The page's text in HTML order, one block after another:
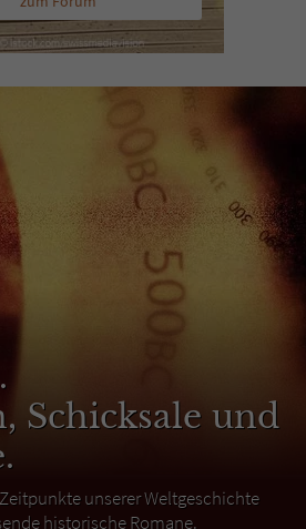
Schicksale und
unserer Weltgeschichte
historische Romane.